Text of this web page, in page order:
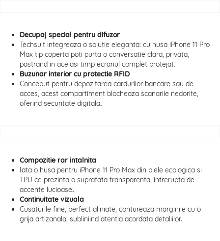
Decupaj special pentru difuzor
Techsuit integreaza o solutie eleganta: cu husa iPhone 11 Pro
Max tip coperta poti purta o conversatie clara, privata,
pastrand in acelasi timp ecranul complet protejat.
Buzunar interior cu protectie RFID
Conceput pentru depozitarea cardurilor bancare sau de
acces, acest compartiment blocheaza scanarile nedorite,
oferind securitate digitala.
Compozitie rar intalnita
Iata o husa pentru iPhone 11 Pro Max din piele ecologica si
TPU ce prezinta o suprafata transparenta, intrerupta de
accente lucioase.
Continuitate vizuala
Cusaturile fine, perfect aliniate, contureaza marginile cu o
grija artizanala, subliniind atentia acordata detaliilor.